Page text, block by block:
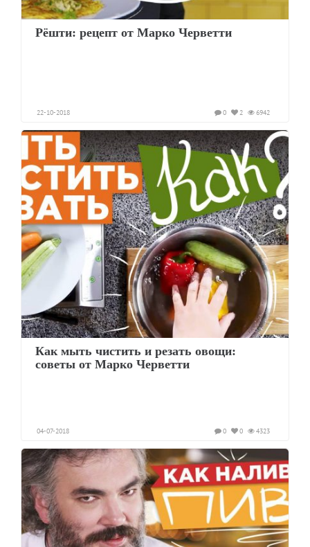
Рёшти: рецепт от Марко Черветти
22-10-2018 6942
2
0
Как мыть чистить и резать овощи:
советы от Марко Черветти
04-07-2018 4323
0
0